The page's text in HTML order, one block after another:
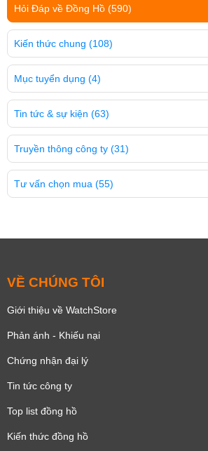
Hỏi Đáp về Đồng Hồ (590)
Kiến thức chung (108)
Mục tuyển dụng (4)
Tin tức & sự kiện (63)
Truyền thông công ty (31)
Tư vấn chọn mua (55)
VỀ CHÚNG TÔI
Giới thiệu về WatchStore
Phản ánh - Khiếu nại
Chứng nhận đại lý
Tin tức công ty
Top list đồng hồ
Kiến thức đồng hồ